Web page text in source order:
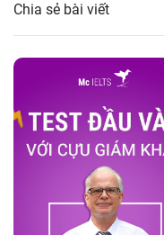
Chia sẻ bài viết